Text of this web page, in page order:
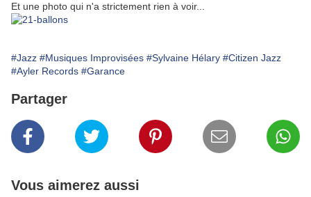
Et une photo qui n'a strictement rien à voir...
#Jazz #Musiques Improvisées #Sylvaine Hélary #Citizen Jazz
#Ayler Records #Garance
Partager
Vous aimerez aussi